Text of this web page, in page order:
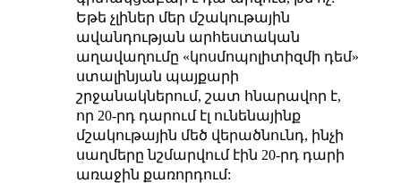
Եթե չլիներ մեր մշակութային
ավանդության արհեստական
աղավաղումը «կոսմոպոլիտիզմի դեմ»
ստալինյան պայքարի
շրջանակներում, շատ հնարավոր է,
որ 20-րդ դարում էլ ունենայինք
մշակութային մեծ վերածնունդ, ինչի
սաղմերը նշմարվում էին 20-րդ դարի
առաջին քառորդում: